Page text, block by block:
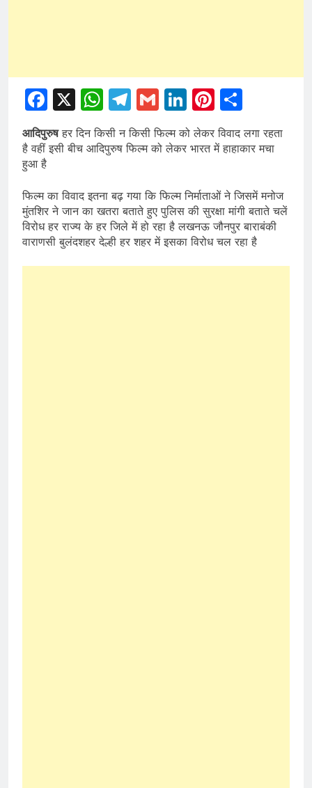
Facebook
X WhatsApp
Telegram
GmailLinkedIn
Pinterest
आदिपुरुषहर दिन किसी न किसी फिल्म को लेकर विवाद लगा रहता
है वहीं इसी बीच आदिपुरुष फिल्म को लेकर भारत में हाहाकार मचा
हुआ है
फिल्म का विवाद इतना बढ़ गया कि फिल्म निर्माताओं ने जिसमें मनोज
मुंतशिर ने जान का खतरा बताते हुए पुलिस की सुरक्षा मांगी बताते चलें
विरोध हर राज्य के हर जिले में हो रहा है लखनऊ जौनपुर बाराबंकी
वाराणसी बुलंदशहर देल्ही हर शहर में इसका विरोध चल रहा है